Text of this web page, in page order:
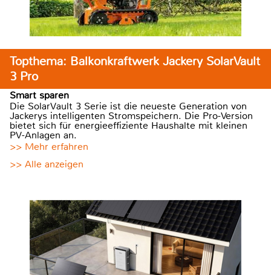
Topthema: Balkonkraftwerk Jackery SolarVault
3 Pro
Smart sparen
Die SolarVault 3 Serie ist die neueste Generation von
Jackerys intelligenten Stromspeichern. Die Pro-Version
bietet sich für energieeffiziente Haushalte mit kleinen
PV-Anlagen an.
>> Mehr erfahren
>> Alle anzeigen